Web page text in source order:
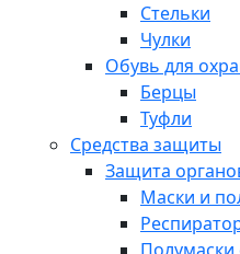
Стельки
Чулки
Обувь для
Берцы
Туфли
Средства защиты
Защита
Маски и